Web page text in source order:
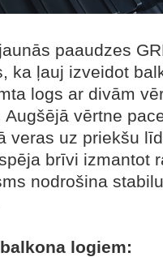
paaudzes
ka ļauj izveidot
logs ar divām
Augšējā vērtne
veras uz priekšu
brīvi izmantot
nodrošina
logiem: